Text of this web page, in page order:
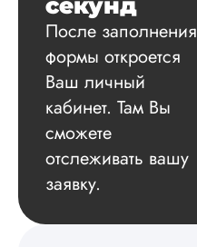
секунд
После заполнения
формы откроется
Ваш личный
кабинет. Там Вы
сможете
отслеживать вашу
заявку.